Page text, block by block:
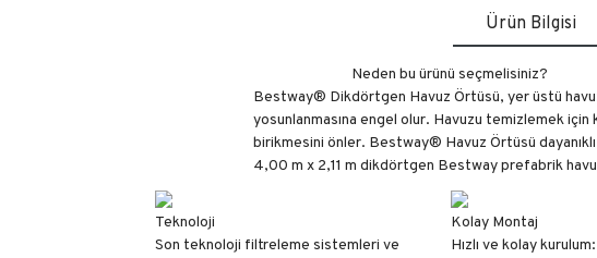
Ürün Bilgisi
Neden bu ürünü seçmelisiniz?
Bestway® Dikdörtgen Havuz Örtüsü, yer üstü
yosunlanmasına engel olur. Havuzu temizlemek
birikmesini önler. Bestway® Havuz Örtüsü
4,00 m x 2,11 m dikdörtgen Bestway prefabrik
Teknoloji
Son teknoloji filtreleme sistemleri ve
Kolay Montaj
Hızlı ve kolay